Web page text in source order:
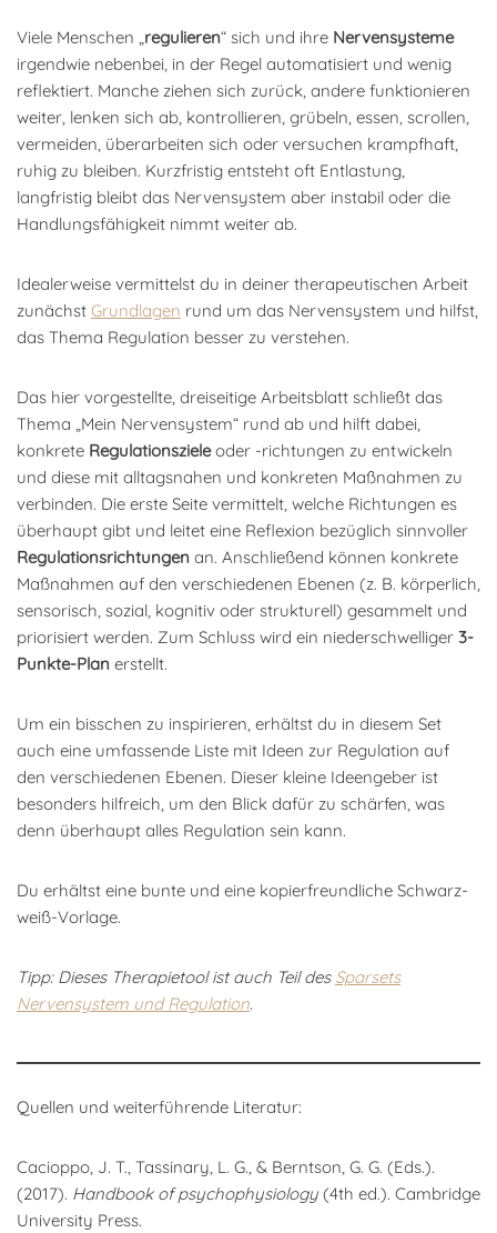
Viele Menschen „ regulieren“ sich und ihre Nervensysteme
irgendwie nebenbei, in der Regel automatisiert und wenig
reflektiert. Manche ziehen sich zurück, andere funktionieren
weiter, lenken sich ab, kontrollieren, grübeln, essen, scrollen,
vermeiden, überarbeiten sich oder versuchen krampfhaft,
ruhig zu bleiben. Kurzfristig entsteht oft Entlastung,
langfristig bleibt das Nervensystem aber instabil oder die
Handlungsfähigkeit nimmt weiter ab.
Idealerweise vermittelst du in deiner therapeutischen Arbeit
zunächst Grundlagen rund um das Nervensystem und hilfst,
das Thema Regulation besser zu verstehen.
Das hier vorgestellte, dreiseitige Arbeitsblatt schließt das
Thema „Mein Nervensystem“ rund ab und hilft dabei,
konkrete Regulationszieleoder -richtungen zu entwickeln
und diese mit alltagsnahen und konkreten Maßnahmen zu
verbinden. Die erste Seite vermittelt, welche Richtungen es
überhaupt gibt und leitet eine Reflexion bezüglich sinnvoller
Regulationsrichtungen an. Anschließend können konkrete
Maßnahmen auf den verschiedenen Ebenen (z. B. körperlich,
sensorisch, sozial, kognitiv oder strukturell) gesammelt und
priorisiert werden. Zum Schluss wird ein niederschwelliger 3-
Punkte-Plan erstellt.
Um ein bisschen zu inspirieren, erhältst du in diesem Set
auch eine umfassende Liste mit Ideen zur Regulation auf
den verschiedenen Ebenen. Dieser kleine Ideengeber ist
besonders hilfreich, um den Blick dafür zu schärfen, was
denn überhaupt alles Regulation sein kann.
Du erhältst eine bunte und eine kopierfreundliche Schwarz-
weiß-Vorlage.
Tipp: Dieses Therapietool ist auch Teil des Sparsets
Nervensystem und Regulation.
Quellen und weiterführende Literatur:
Cacioppo, J. T., Tassinary, L. G., & Berntson, G. G. (Eds.).
(2017). Handbook of psychophysiology (4th ed.). Cambridge
University Press.